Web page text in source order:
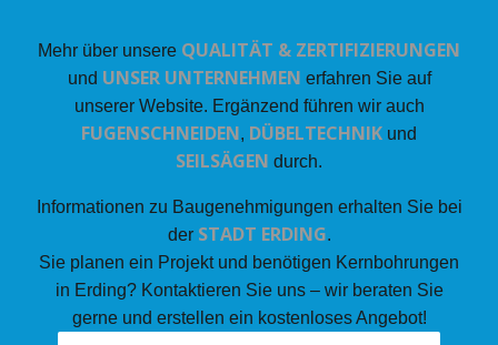
Mehr über unsere QUALITÄT & ZERTIFIZIERUNGEN
und UNSER UNTERNEHMEN erfahren Sie auf
unserer Website. Ergänzend führen wir auch
FUGENSCHNEIDEN, DÜBELTECHNIK und
SEILSÄGEN durch.
Informationen zu Baugenehmigungen erhalten Sie bei
der STADT ERDING.
Sie planen ein Projekt und benötigen Kernbohrungen
in Erding? Kontaktieren Sie uns – wir beraten Sie
gerne und erstellen ein kostenloses Angebot!